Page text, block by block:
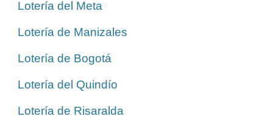
Lotería del Meta
Lotería de Manizales
Lotería de Bogotá
Lotería del Quindío
Lotería de Risaralda